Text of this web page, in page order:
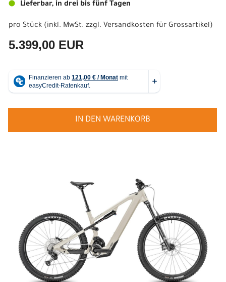
Lieferbar, in drei bis fünf Tagen
pro Stück (inkl. MwSt. zzgl. Versandkosten für Grossartikel)
5.399,00 EUR
IN DEN WARENKORB